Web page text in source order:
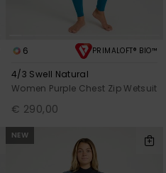
6 PRIMALOFT® BIO™
4/3 Swell Natural
Women Purple Chest Zip Wetsuit
€ 290,00
NEW